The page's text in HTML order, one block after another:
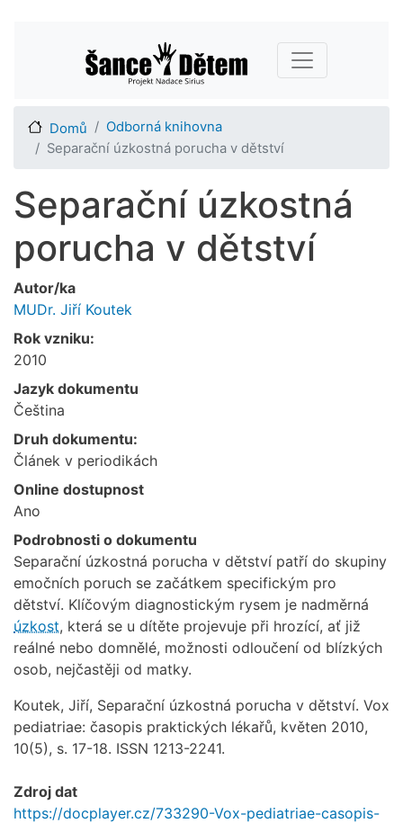
hlavnímu
obsahu
Main navigation
Domů
Odborná knihovna
Separační úzkostná porucha v dětství
Separační úzkostná
porucha v dětství
Autor/ka
MUDr. Jiří Koutek
Rok vzniku:
2010
Jazyk dokumentu
Čeština
Druh dokumentu:
Článek v periodikách
Online dostupnost
Ano
Podrobnosti o dokumentu
Separační úzkostná porucha v dětství patří do skupiny
emočních poruch se začátkem specifickým pro
dětství. Klíčovým diagnostickým rysem je nadměrná
úzkost, která se u dítěte projevuje při hrozící, ať již
reálné nebo domnělé, možnosti odloučení od blízkých
osob, nejčastěji od matky.
Koutek, Jiří, Separační úzkostná porucha v dětství. Vox
pediatriae: časopis praktických lékařů, květen 2010,
10(5), s. 17-18. ISSN 1213-2241.
Zdroj dat
https://docplayer.cz/733290-Vox-pediatriae-casopis-